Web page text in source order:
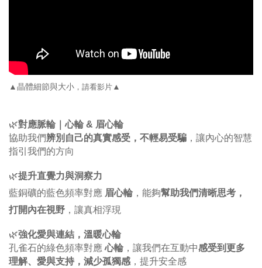
▲晶體細節與大小 ，請看影片▲
🌿對應脈輪｜心輪 & 眉心輪
協助我們辨別自己的真實感受，不輕易受騙 ，讓內心的智慧
指引我們的方向
🌿提升直覺力與洞察力
藍銅礦的藍色頻率對應 眉心輪 ，能夠幫助我們清晰思考，
打開內在視野 ，讓真相浮現
🌿強化愛與連結，溫暖心輪
孔雀石的綠色頻率對應心輪 ，讓我們在互動中感受到更多
理解、愛與支持 ，減少孤獨感 ，提升安全感